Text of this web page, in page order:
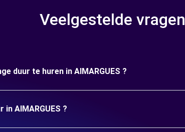
Veelgestelde vragen
duur te huren in AIMARGUES ?
AIMARGUES ?